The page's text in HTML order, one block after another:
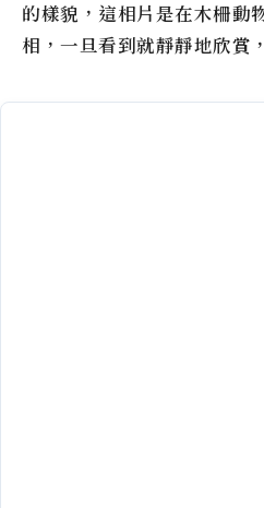
的樣貌，這相片是在木柵動
相，一旦看到就靜靜地欣賞